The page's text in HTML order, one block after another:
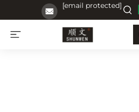
[email protected]